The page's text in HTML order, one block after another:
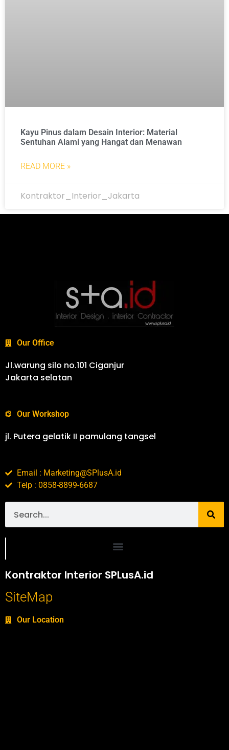
Kayu Pinus dalam Desain Interior: Material
Sentuhan Alami yang Hangat dan Menawan
READ MORE »
Kontraktor_Interior_Jakarta
Our Office
Jl.warung silo no.101 Ciganjur
Jakarta selatan
Our Workshop
jl. Putera gelatik II pamulang tangsel
Email : Marketing@SPlusA.id
Telp : 0858-8899-6687
Kontraktor Interior SPLusA.id
SiteMap
Our Location